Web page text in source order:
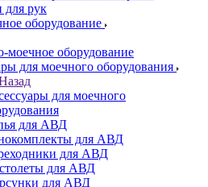
рук
оборудование
моечное оборудование
для моечного оборудования
для моечного
для АВД
для АВД
для АВД
для АВД
для АВД